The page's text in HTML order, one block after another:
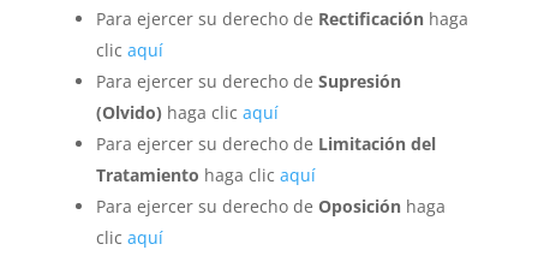
Para ejercer su derecho de Rectificaciónhaga
clic aquí
Para ejercer su derecho de Supresión
(Olvido) haga clic aquí
Para ejercer su derecho de Limitación del
Tratamiento haga clic aquí
Para ejercer su derecho de Oposiciónhaga
clic aquí